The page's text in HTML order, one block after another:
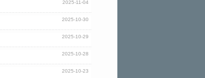
2025-11-04
2025-10-30
2025-10-29
2025-10-28
2025-10-23